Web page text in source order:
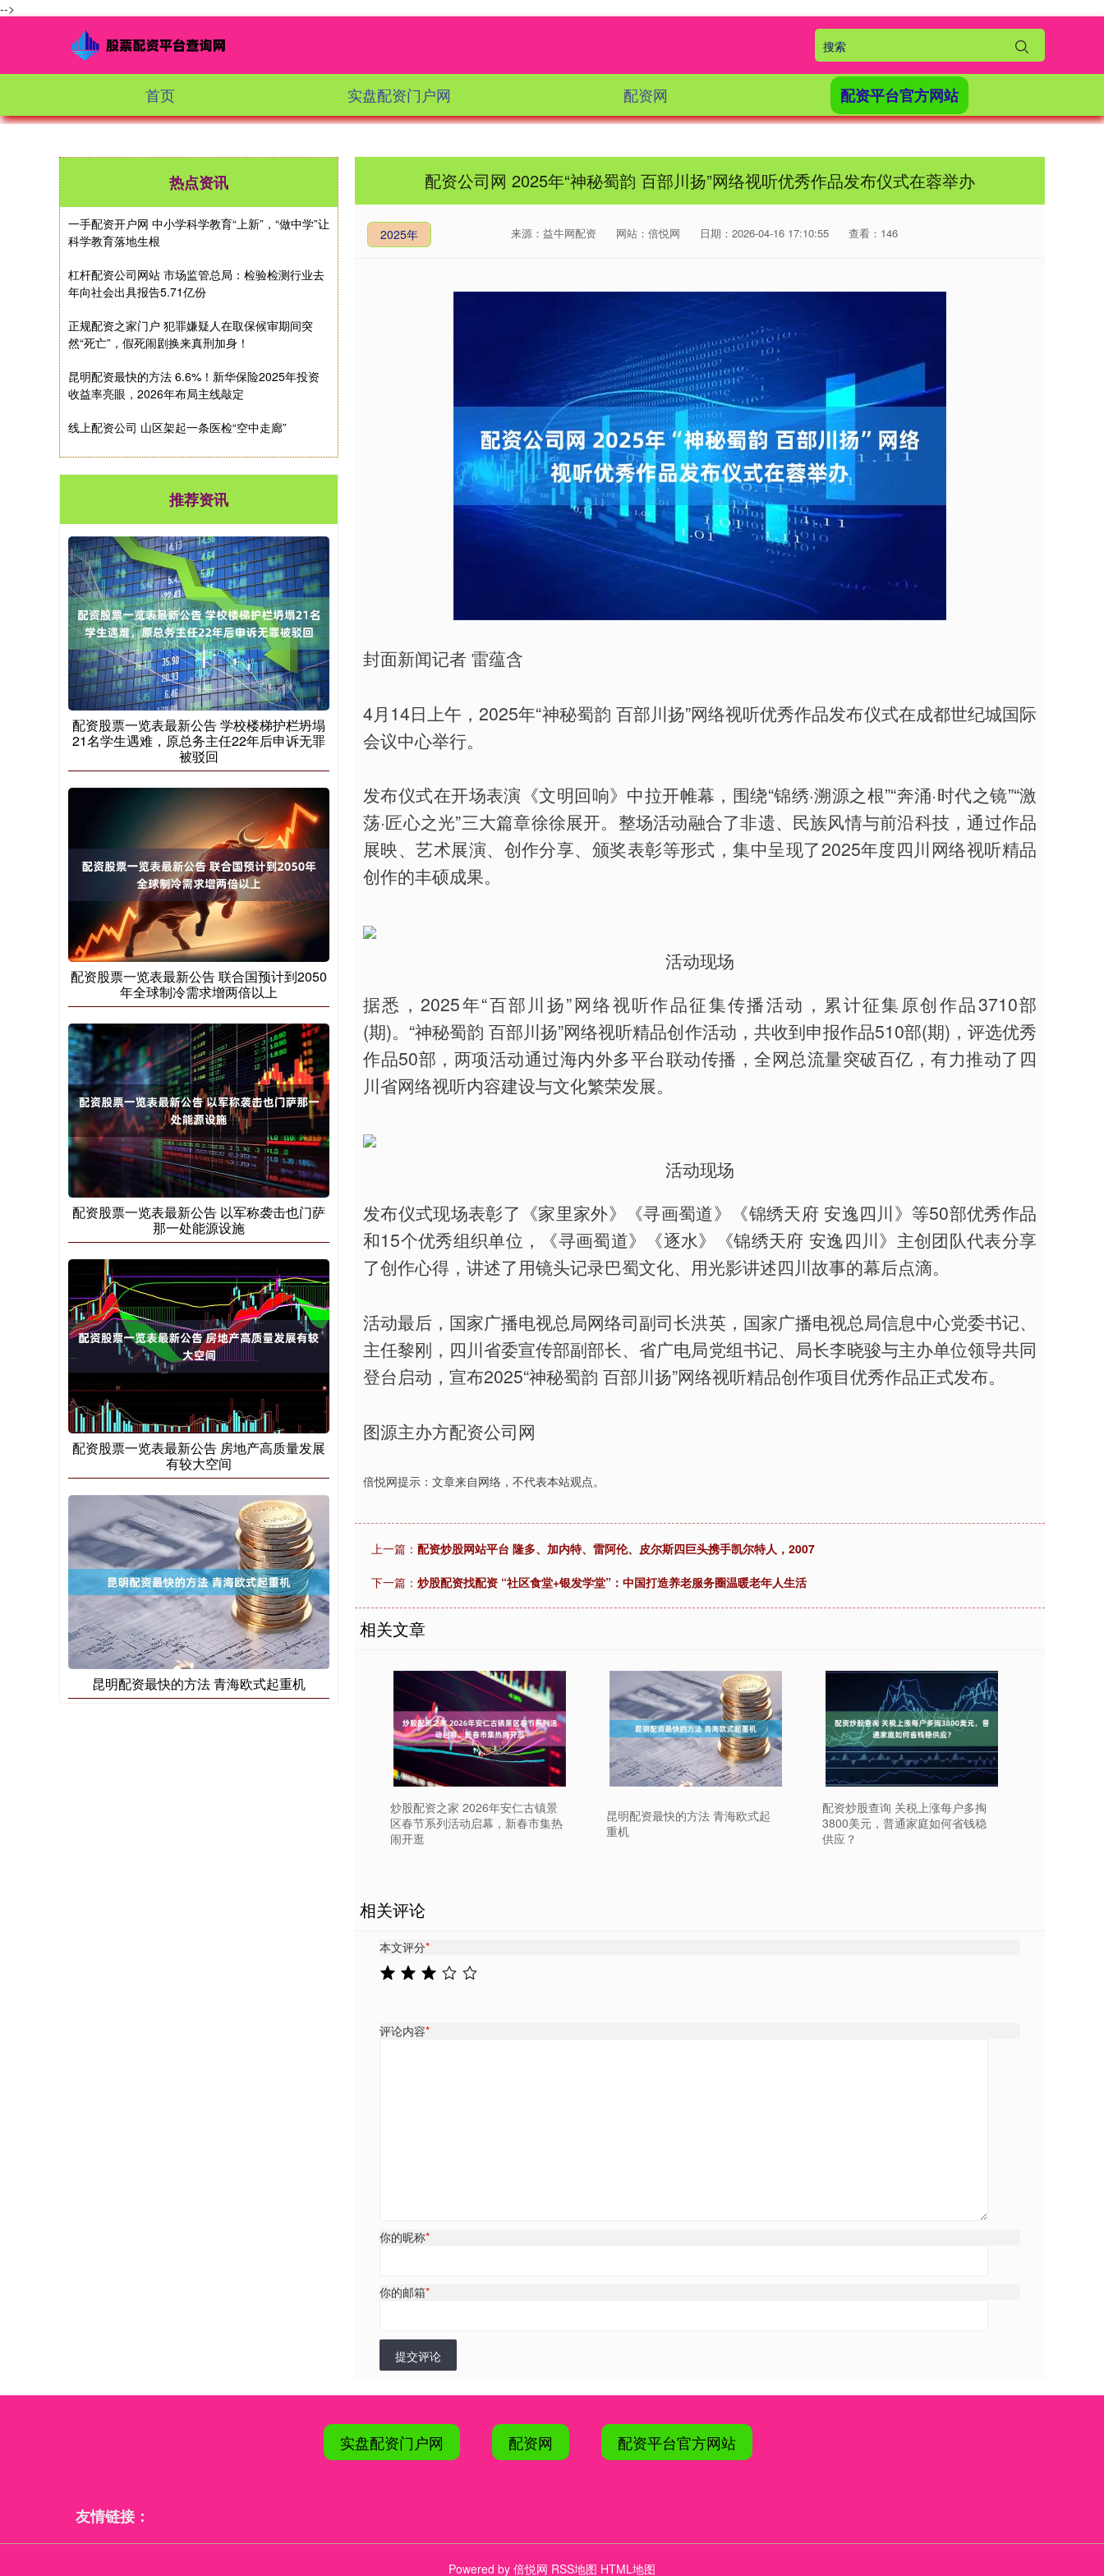
-->
首页 实盘配资门户网 配资网 配资平台官方网站
配资公司网 2025年“神秘蜀韵 百部川扬”网络视听优秀作品发布仪式在蓉举办
2025年 来源：益牛网配资 网站：倍悦网 日期：2026-04-16 17:10:55 查看：146
封面新闻记者 雷蕴含
4月14日上午，2025年“神秘蜀韵 百部川扬”网络视听优秀作品发布仪式在成都世纪城国际
会议中心举行。
发布仪式在开场表演《文明回响》中拉开帷幕，围绕“锦绣·溯源之根”“奔涌·时代之镜”“激
荡·匠心之光”三大篇章徐徐展开。整场活动融合了非遗、民族风情与前沿科技，通过作品
展映、艺术展演、创作分享、颁奖表彰等形式，集中呈现了2025年度四川网络视听精品
创作的丰硕成果。
活动现场
据悉，2025年“百部川扬”网络视听作品征集传播活动，累计征集原创作品3710部
(期)。“神秘蜀韵 百部川扬”网络视听精品创作活动，共收到申报作品510部(期)，评选优秀
作品50部，两项活动通过海内外多平台联动传播，全网总流量突破百亿，有力推动了四
川省网络视听内容建设与文化繁荣发展。
活动现场
发布仪式现场表彰了《家里家外》《寻画蜀道》《锦绣天府 安逸四川》等50部优秀作品
和15个优秀组织单位，《寻画蜀道》《逐水》《锦绣天府 安逸四川》主创团队代表分享
了创作心得，讲述了用镜头记录巴蜀文化、用光影讲述四川故事的幕后点滴。
活动最后，国家广播电视总局网络司副司长洪英，国家广播电视总局信息中心党委书记、
主任黎刚，四川省委宣传部副部长、省广电局党组书记、局长李晓骏与主办单位领导共同
登台启动，宣布2025“神秘蜀韵 百部川扬”网络视听精品创作项目优秀作品正式发布。
图源主办方配资公司网
倍悦网提示：文章来自网络，不代表本站观点。
上一篇： 配资炒股网站平台 隆多、加内特、雷阿伦、皮尔斯四巨头携手凯尔特人，2007
下一篇： 炒股配资找配资 “社区食堂+银发学堂”：中国打造养老服务圈温暖老年人生活
相关文章
炒股配资之家 2026年安仁古镇景
区春节系列活动启幕，新春市集热
闹开逛
昆明配资最快的方法 青海欧式起
重机
配资炒股查询 关税上涨每户多掏
3800美元，普通家庭如何省钱稳
供应？
相关评论
本文评分*
评论内容*
你的昵称*
你的邮箱*
提交评论
热点资讯
一手配资开户网 中小学科学教育“上新”，“做中学”让
科学教育落地生根
杠杆配资公司网站 市场监管总局：检验检测行业去
年向社会出具报告5.71亿份
正规配资之家门户 犯罪嫌疑人在取保候审期间突
然“死亡”，假死闹剧换来真刑加身！
昆明配资最快的方法 6.6%！新华保险2025年投资
收益率亮眼，2026年布局主线敲定
线上配资公司 山区架起一条医检“空中走廊”
推荐资讯
配资股票一览表最新公告 学校楼梯护栏坍塌
21名学生遇难，原总务主任22年后申诉无罪
被驳回
配资股票一览表最新公告 联合国预计到2050
年全球制冷需求增两倍以上
配资股票一览表最新公告 以军称袭击也门萨
那一处能源设施
配资股票一览表最新公告 房地产高质量发展
有较大空间
昆明配资最快的方法 青海欧式起重机
实盘配资门户网 配资网 配资平台官方网站
友情链接：
Powered by 倍悦网 RSS地图 HTML地图